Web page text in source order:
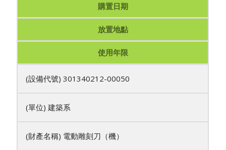
購置日期
放置地點
使用年限
301340212-00050
建築系
電動雕刻刀（機）